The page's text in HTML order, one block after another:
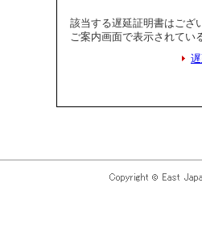
該当する遅延証明書はござ
ご案内画面で表示されてい